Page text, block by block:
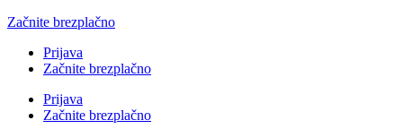
Začnite brezplačno
Prijava
Začnite brezplačno
Prijava
Začnite brezplačno